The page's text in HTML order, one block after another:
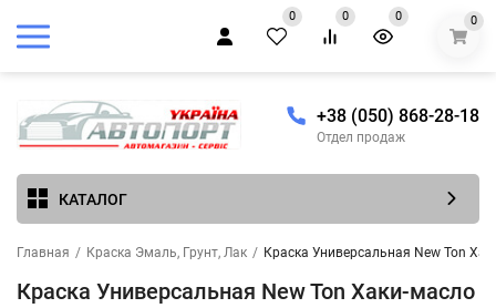
0 0 0 0
+38 (050) 868-28-18
Отдел продаж
КАТАЛОГ
Главная / Краска Эмаль, Грунт, Лак / Краска Универсальная New Ton
Краска Универсальная New Ton Хаки-масло